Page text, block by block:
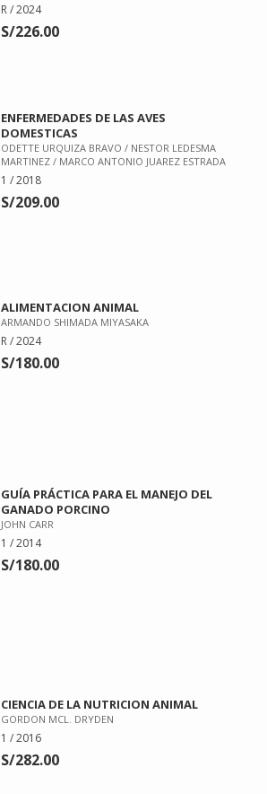
R / 2024
S/226.00
ENFERMEDADES DE LAS AVES
DOMESTICAS
ODETTE URQUIZA BRAVO / NESTOR LEDESMA
MARTINEZ / MARCO ANTONIO JUAREZ ESTRADA
1 / 2018
S/209.00
ALIMENTACION ANIMAL
ARMANDO SHIMADA MIYASAKA
R / 2024
S/180.00
GUÍA PRÁCTICA PARA EL MANEJO DEL
GANADO PORCINO
JOHN CARR
1 / 2014
S/180.00
CIENCIA DE LA NUTRICION ANIMAL
GORDON MCL. DRYDEN
1 / 2016
S/282.00